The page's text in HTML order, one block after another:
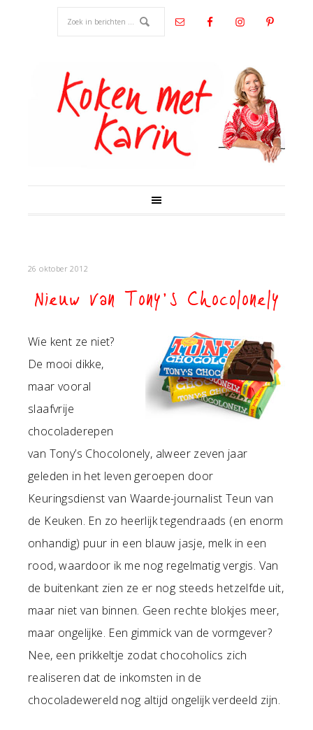
26 oktober 2012
Nieuw van Tony’s Chocolonely
Wie kent ze niet?
De mooi dikke,
maar vooral
slaafvrije
chocoladerepen
van Tony’s Chocolonely, alweer zeven jaar
geleden in het leven geroepen door
Keuringsdienst van Waarde-journalist Teun van
de Keuken. En zo heerlijk tegendraads (en enorm
onhandig) puur in een blauw jasje, melk in een
rood, waardoor ik me nog regelmatig vergis. Van
de buitenkant zien ze er nog steeds hetzelfde uit,
maar niet van binnen. Geen rechte blokjes meer,
maar ongelijke. Een gimmick van de vormgever?
Nee, een prikkeltje zodat chocoholics zich
realiseren dat de inkomsten in de
chocoladewereld nog altijd ongelijk verdeeld zijn.